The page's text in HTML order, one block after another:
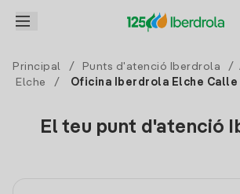
Principal / Punts d'atenció Iberdrola /
Elche
/ Oficina Iberdrola Elche Calle
El teu punt d'atenció